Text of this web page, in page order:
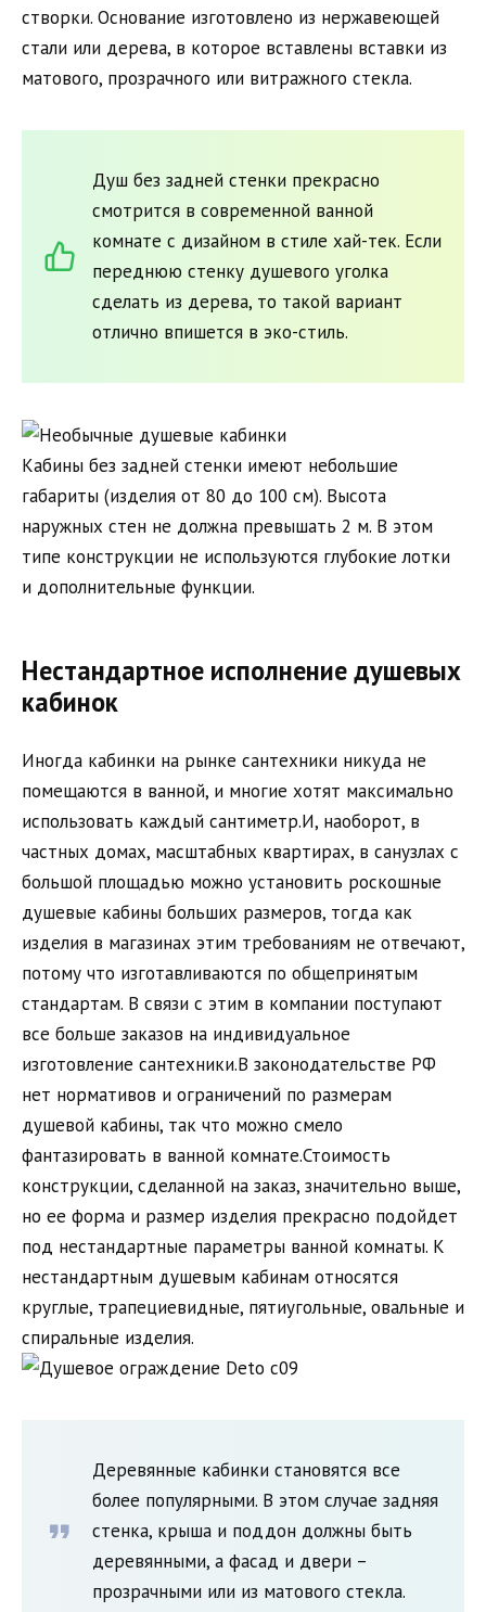
створки. Основание изготовлено из нержавеющей
стали или дерева, в которое вставлены вставки из
матового, прозрачного или витражного стекла.
Душ без задней стенки прекрасно
смотрится в современной ванной
комнате с дизайном в стиле хай-тек. Если
переднюю стенку душевого уголка
сделать из дерева, то такой вариант
отлично впишется в эко-стиль.
Кабины без задней стенки имеют небольшие
габариты (изделия от 80 до 100 см). Высота
наружных стен не должна превышать 2 м. В этом
типе конструкции не используются глубокие лотки
и дополнительные функции.
Нестандартное исполнение душевых
кабинок
Иногда кабинки на рынке сантехники никуда не
помещаются в ванной, и многие хотят максимально
использовать каждый сантиметр.И, наоборот, в
частных домах, масштабных квартирах, в санузлах с
большой площадью можно установить роскошные
душевые кабины больших размеров, тогда как
изделия в магазинах этим требованиям не отвечают,
потому что изготавливаются по общепринятым
стандартам. В связи с этим в компании поступают
все больше заказов на индивидуальное
изготовление сантехники.В законодательстве РФ
нет нормативов и ограничений по размерам
душевой кабины, так что можно смело
фантазировать в ванной комнате.Стоимость
конструкции, сделанной на заказ, значительно выше,
но ее форма и размер изделия прекрасно подойдет
под нестандартные параметры ванной комнаты. К
нестандартным душевым кабинам относятся
круглые, трапециевидные, пятиугольные, овальные и
спиральные изделия.
Деревянные кабинки становятся все
более популярными. В этом случае задняя
стенка, крыша и поддон должны быть
деревянными, а фасад и двери –
прозрачными или из матового стекла.